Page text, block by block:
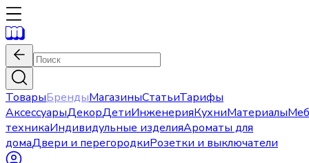
ТоварыБрендыМагазиныСтатьиТарифы
АксессуарыДекорДетиИнженерияКухниМатериалы
техникаИндивидульные изделияАроматы для
домаДвери и перегородкиРозетки и выключатели